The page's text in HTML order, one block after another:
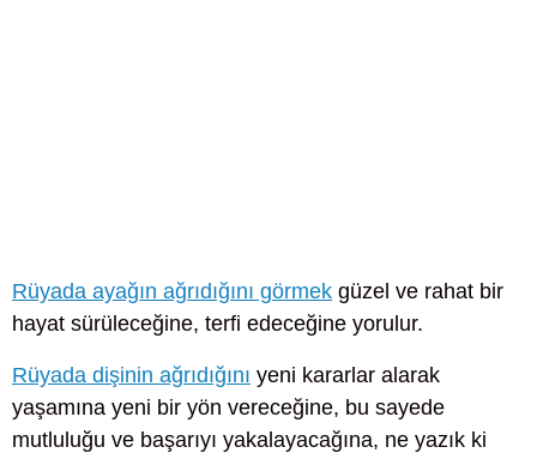
Rüyada ayağın ağrıdığını görmek güzel ve rahat bir
hayat sürüleceğine, terfi edeceğine yorulur.
Rüyada dişinin ağrıdığını yeni kararlar alarak
yaşamına yeni bir yön vereceğine, bu sayede
mutluluğu ve başarıyı yakalayacağına, ne yazık ki